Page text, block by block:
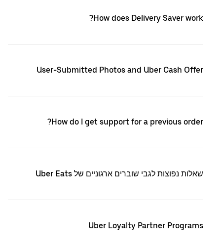
How does Delivery Saver work?
User-Submitted Photos and Uber Cash Offer
How do I get support for a previous order?
שאלות נפוצות לגבי שוברים ארגוניים של Uber Eats
Uber Loyalty Partner Programs